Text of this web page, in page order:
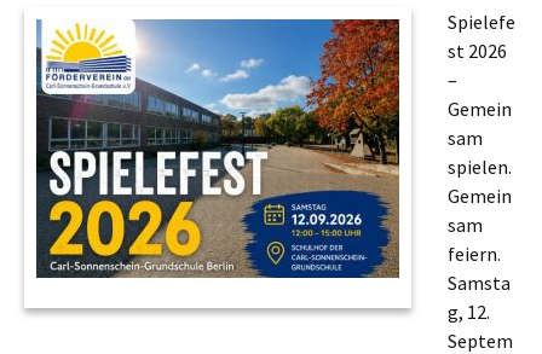
Spielefe
st 2026
–
Gemein
sam
spielen.
Gemein
sam
feiern.
Samsta
g, 12.
Septem